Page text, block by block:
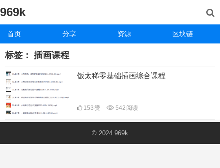
969k
首页 分享 资源 区块链
标签： 插画课程
饭太稀零基础插画综合课程
153赞 542 阅读
© 2024 969k